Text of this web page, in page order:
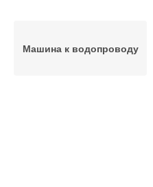
Машина к водопроводу